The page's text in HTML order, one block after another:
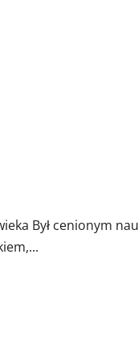
Był cenionym